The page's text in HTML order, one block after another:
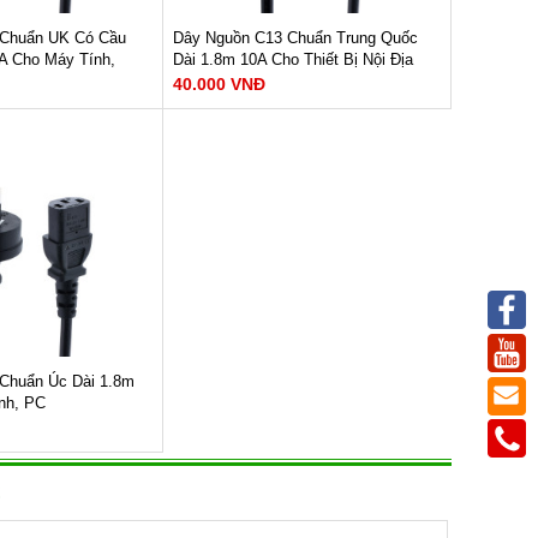
UK Có Cầu
Cho Máy Tính,
( chuẩn UK) +
10A.
220V- 250V.
3 x 0.75 mm²
nguyên chất
NGAY
Dây Nguồn C13 Chuẩn Trung Quốc
Dài 1.8m 10A Cho Thiết Bị Nội Địa
40.000 VNĐ
Úc Dài 1.8m
PC
dẹt ( chuẩn